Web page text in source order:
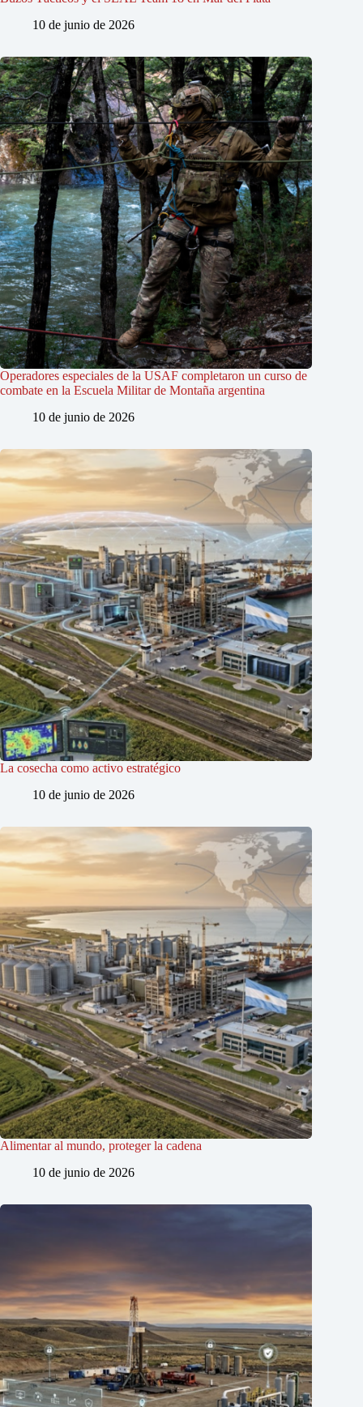
10 de junio de 2026
Operadores especiales de la USAF completaron un curso de
combate en la Escuela Militar de Montaña argentina
10 de junio de 2026
La cosecha como activo estratégico
10 de junio de 2026
Alimentar al mundo, proteger la cadena
10 de junio de 2026